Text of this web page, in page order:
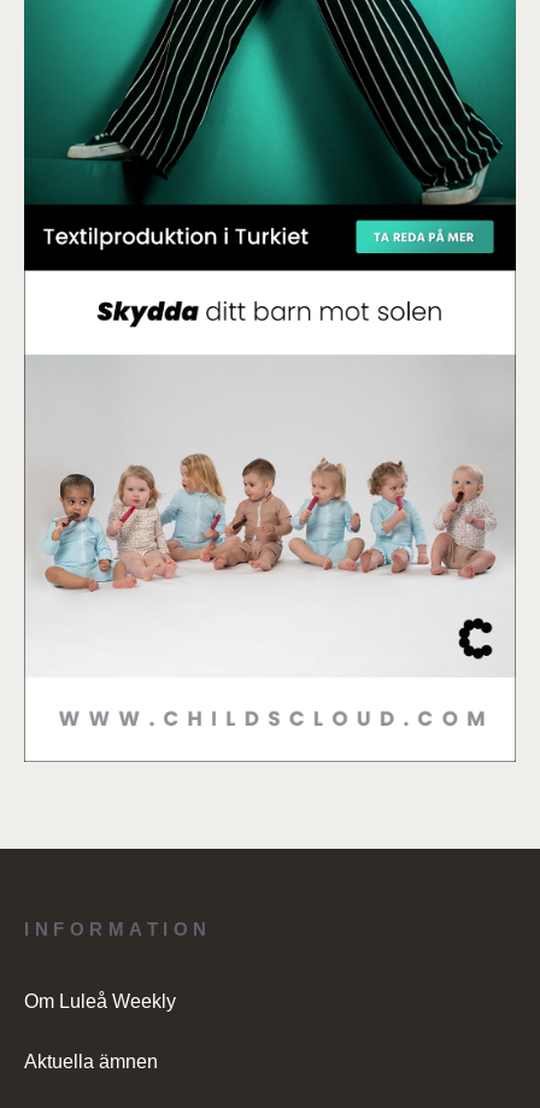
INFORMATION
Om Luleå Weekly
Aktuella ämnen